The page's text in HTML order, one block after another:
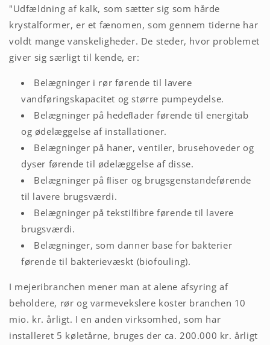
"Udfældning af kalk, som sætter sig som hårde
krystalformer, er et fænomen, som gennem tiderne har
voldt mange vanskeligheder. De steder, hvor problemet
giver sig særligt til kende, er:
Belægninger i rør førende til lavere
vandføringskapacitet og større pumpeydelse.
Belægninger på hedeﬂader førende til energitab
og ødelæggelse af installationer.
Belægninger på haner, ventiler, brusehoveder og
dyser førende til ødelæggelse af disse.
Belægninger på ﬂiser og brugsgenstandeførende
til lavere brugsværdi.
Belægninger på tekstilﬁbre førende til lavere
brugsværdi.
Belægninger, som danner base for bakterier
førende til bakterievæskt (biofouling).
I mejeribranchen mener man at alene afsyring af
beholdere, rør og varmevekslere koster branchen 10
mio. kr. årligt. I en anden virksomhed, som har
installeret 5 køletårne, bruges der ca. 200.000 kr. årligt